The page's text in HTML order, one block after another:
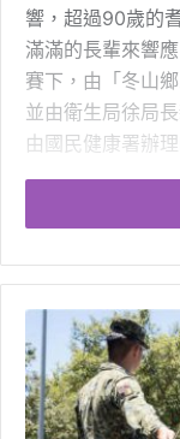
響，超過90歲的
滿滿的長輩來響
賽下，由「冬山
並由衛生局徐局
由國民健康署辦
為照顧長輩健康
服務，在營養部
長者缺牙情形，
的菜餚。除此之
險，因此在各鄉
社區中健康，甚
陪同之下，參加